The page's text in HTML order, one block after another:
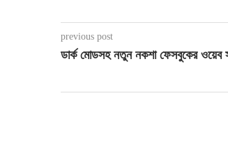
previous post
ডার্ক মোডসহ নতুন নকশা ফেসবুকের ওয়েব